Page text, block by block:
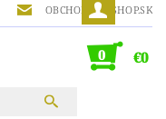
OBCHOD@PDSHOP.SK
0 €0